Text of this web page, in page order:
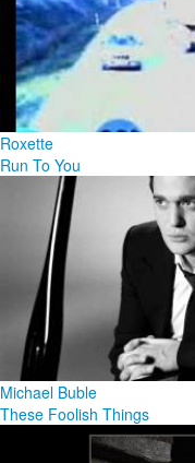
Roxette
Run To You
Michael Buble
These Foolish Things